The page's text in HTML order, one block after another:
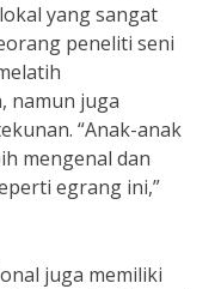
yang sangat
peneliti seni
namun juga
“Anak-anak
mengenal dan
egrang ini,”
juga memiliki